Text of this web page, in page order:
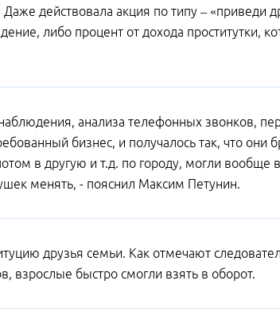
действовала акция по типу – «приведи
либо процент от дохода проститутки,
анализа телефонных звонков,
бизнес, и получалось так, что они
в другую и т.д. по городу, могли вообще
менять, - пояснил Максим Петунин.
друзья семьи. Как отмечают
взрослые быстро смогли взять в оборот.